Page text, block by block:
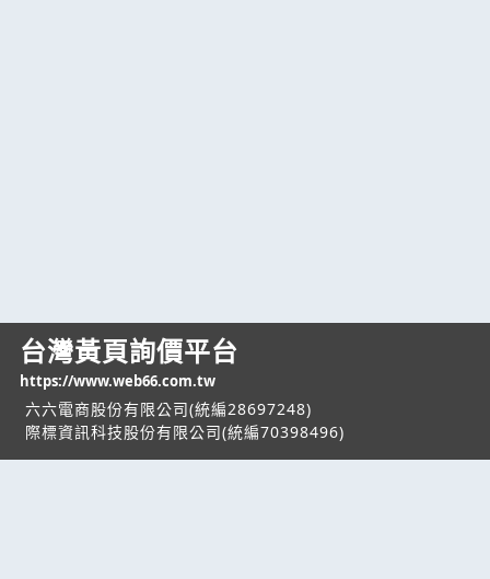
台灣黃頁詢價平台
https://www.web66.com.tw
六六電商股份有限公司(統編28697248)
際標資訊科技股份有限公司(統編70398496)